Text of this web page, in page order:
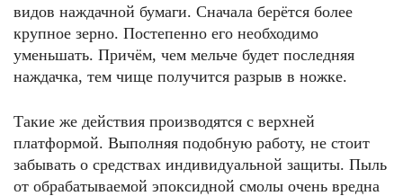
видов наждачной бумаги. Сначала берётся более
крупное зерно. Постепенно его необходимо
уменьшать. Причём, чем мельче будет последняя
наждачка, тем чище получится разрыв в ножке.
Такие же действия производятся с верхней
платформой. Выполняя подобную работу, не стоит
забывать о средствах индивидуальной защиты. Пыль
от обрабатываемой эпоксидной смолы очень вредна